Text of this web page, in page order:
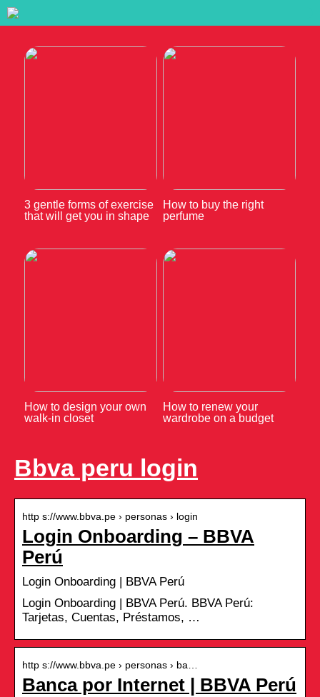
3 gentle forms of exercise
that will get you in shape
How to buy the right
perfume
How to design your own
walk-in closet
How to renew your
wardrobe on a budget
Bbva peru login
http s://www.bbva.pe › personas › login
Login Onboarding – BBVA
Perú
Login Onboarding | BBVA Perú
Login Onboarding | BBVA Perú. BBVA Perú:
Tarjetas, Cuentas, Préstamos, …
http s://www.bbva.pe › personas › ba…
Banca por Internet | BBVA Perú